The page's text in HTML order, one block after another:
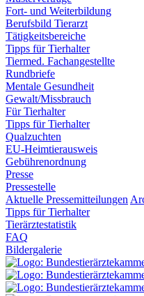
Fort- und Weiterbildung
Berufsbild Tierarzt
Tätigkeitsbereiche
Tipps für Tierhalter
Tiermed. Fachangestellte
Rundbriefe
Mentale Gesundheit
Gewalt/Missbrauch
Für Tierhalter
Tipps für Tierhalter
Qualzuchten
EU-Heimtierausweis
Gebührenordnung
Presse
Pressestelle
Aktuelle Pressemitteilungen
Tipps für Tierhalter
Tierärztestatistik
FAQ
Bildergalerie